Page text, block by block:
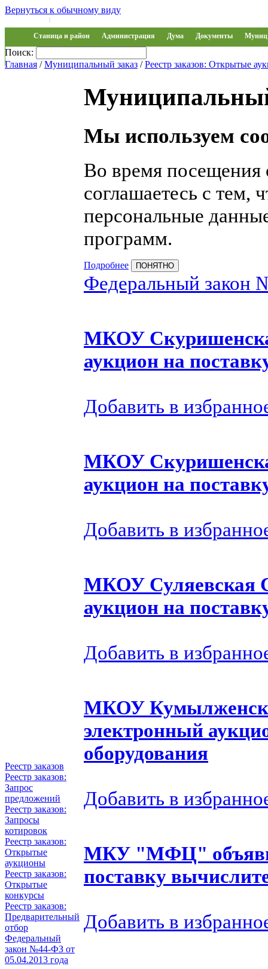
Вернуться к обычному виду
|
Станица и район Администрация Дума Документы Муниц
Обращения
Поиск:
Главная /Муниципальный заказ /Реестр заказов: Открытые
Реестр заказов
Реестр заказов:
Запрос
предложений
Реестр заказов:
Запросы
котировок
Реестр заказов:
Открытые
аукционы
Реестр заказов:
Открытые
конкурсы
Реестр заказов:
Предварительный
отбор
Федеральный
закон №44-ФЗ от
05.04.2013 года
Мы используем
Во время посещения
соглашаетесь с тем,
персональные
программ.
Подробнее ПОНЯТНО
Федеральный закон
МКОУ
аукцион на
Добавить в
МКОУ
аукцион на
Добавить в
МКОУ Суляевская
аукцион на
Добавить в
МКОУ
электронный
оборудования
Добавить в
МКУ "МФЦ"
поставку
Добавить в